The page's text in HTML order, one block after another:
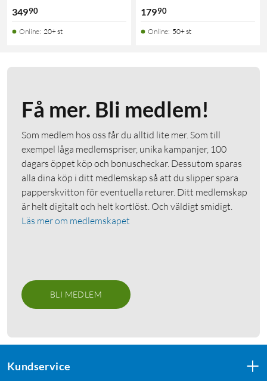
34990
Online: 20+ st
17990
Online: 50+ st
Få mer. Bli medlem!
Som medlem hos oss får du alltid lite mer. Som till
exempel låga medlemspriser, unika kampanjer, 100
dagars öppet köp och bonuscheckar. Dessutom sparas
alla dina köp i ditt medlemskap så att du slipper spara
papperskvitton för eventuella returer. Ditt medlemskap
är helt digitalt och helt kortlöst. Och väldigt smidigt.
Läs mer om medlemskapet
BLI MEDLEM
Kundservice